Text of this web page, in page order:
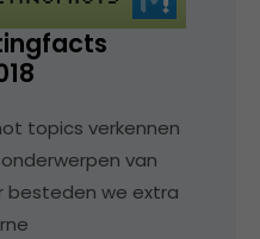
topics verkennen
van
besteden we extra